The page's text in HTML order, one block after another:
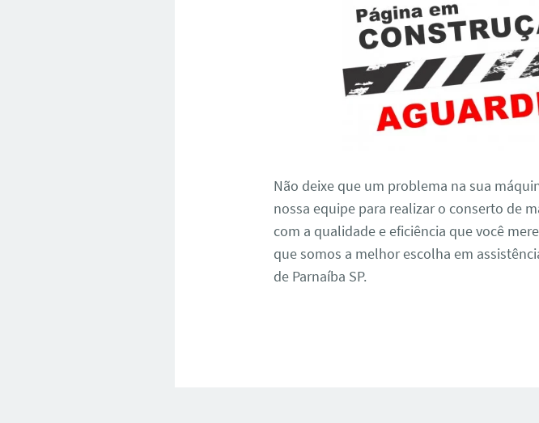
Não deixe que um problema na sua
nossa equipe para realizar o conserto de
com a qualidade e eficiência que você
que somos a melhor escolha em
de Parnaíba SP.